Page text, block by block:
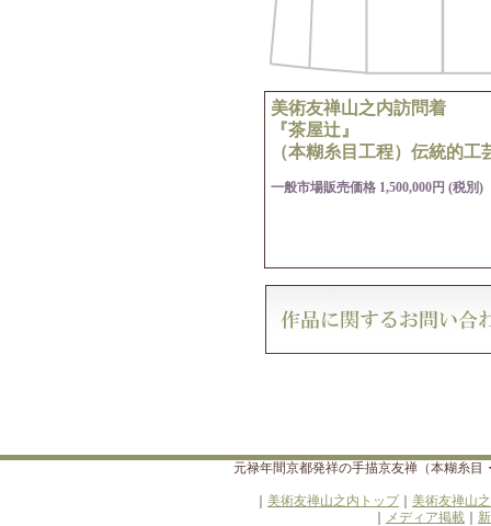
美術友禅山之内訪問着
『茶屋辻』
（本糊糸目工程）伝統的工
一般市場販売価格 1,500,000円 (税別)
元禄年間京都発祥の手描京友禅（本糊糸
美術友禅山之内トップ｜ 美術友禅山
メディア掲載